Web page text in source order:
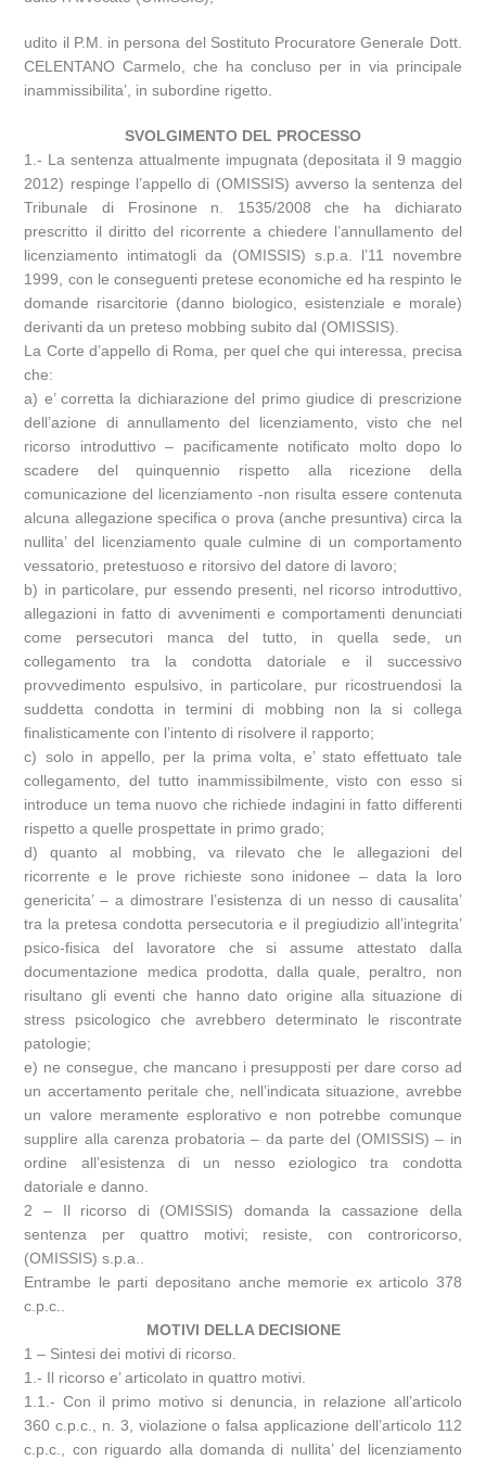
udito il P.M. in persona del Sostituto Procuratore Generale Dott.
CELENTANO Carmelo, che ha concluso per in via principale
inammissibilita’, in subordine rigetto.
SVOLGIMENTO DEL PROCESSO
1.- La sentenza attualmente impugnata (depositata il 9 maggio
2012) respinge l’appello di (OMISSIS) avverso la sentenza del
Tribunale di Frosinone n. 1535/2008 che ha dichiarato
prescritto il diritto del ricorrente a chiedere l’annullamento del
licenziamento intimatogli da (OMISSIS) s.p.a. l’11 novembre
1999, con le conseguenti pretese economiche ed ha respinto le
domande risarcitorie (danno biologico, esistenziale e morale)
derivanti da un preteso mobbing subito dal (OMISSIS).
La Corte d’appello di Roma, per quel che qui interessa, precisa
che:
a) e’ corretta la dichiarazione del primo giudice di prescrizione
dell’azione di annullamento del licenziamento, visto che nel
ricorso introduttivo – pacificamente notificato molto dopo lo
scadere del quinquennio rispetto alla ricezione della
comunicazione del licenziamento -non risulta essere contenuta
alcuna allegazione specifica o prova (anche presuntiva) circa la
nullita’ del licenziamento quale culmine di un comportamento
vessatorio, pretestuoso e ritorsivo del datore di lavoro;
b) in particolare, pur essendo presenti, nel ricorso introduttivo,
allegazioni in fatto di avvenimenti e comportamenti denunciati
come persecutori manca del tutto, in quella sede, un
collegamento tra la condotta datoriale e il successivo
provvedimento espulsivo, in particolare, pur ricostruendosi la
suddetta condotta in termini di mobbing non la si collega
finalisticamente con l’intento di risolvere il rapporto;
c) solo in appello, per la prima volta, e’ stato effettuato tale
collegamento, del tutto inammissibilmente, visto con esso si
introduce un tema nuovo che richiede indagini in fatto differenti
rispetto a quelle prospettate in primo grado;
d) quanto al mobbing, va rilevato che le allegazioni del
ricorrente e le prove richieste sono inidonee – data la loro
genericita’ – a dimostrare l’esistenza di un nesso di causalita’
tra la pretesa condotta persecutoria e il pregiudizio all’integrita’
psico-fisica del lavoratore che si assume attestato dalla
documentazione medica prodotta, dalla quale, peraltro, non
risultano gli eventi che hanno dato origine alla situazione di
stress psicologico che avrebbero determinato le riscontrate
patologie;
e) ne consegue, che mancano i presupposti per dare corso ad
un accertamento peritale che, nell’indicata situazione, avrebbe
un valore meramente esplorativo e non potrebbe comunque
supplire alla carenza probatoria – da parte del (OMISSIS) – in
ordine all’esistenza di un nesso eziologico tra condotta
datoriale e danno.
2 – Il ricorso di (OMISSIS) domanda la cassazione della
sentenza per quattro motivi; resiste, con controricorso,
(OMISSIS) s.p.a..
Entrambe le parti depositano anche memorie ex articolo 378
c.p.c..
MOTIVI DELLA DECISIONE
1 – Sintesi dei motivi di ricorso.
1.- Il ricorso e’ articolato in quattro motivi.
1.1.- Con il primo motivo si denuncia, in relazione all’articolo
360 c.p.c., n. 3, violazione o falsa applicazione dell’articolo 112
c.p.c., con riguardo alla domanda di nullita’ del licenziamento